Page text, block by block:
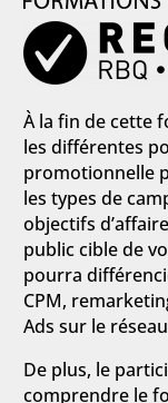
À la fin de cette
les différentes
promotionnelle
les types de
objectifs
public cible de
pourra
CPM,
Ads sur le
De plus, le
comprendre le